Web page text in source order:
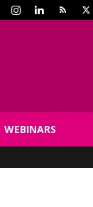
WEBINARS